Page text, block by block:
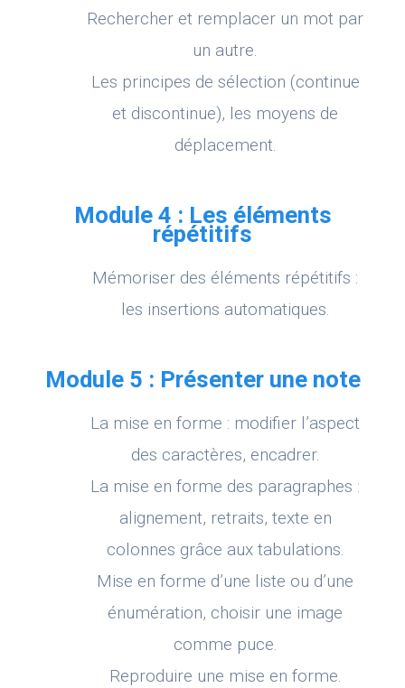
Rechercher et remplacer un mot par
un autre.
Les principes de sélection (continue
et discontinue), les moyens de
déplacement.
Module 4 : Les éléments
répétitifs
Mémoriser des éléments répétitifs :
les insertions automatiques.
Module 5 : Présenter une note
La mise en forme : modifier l’aspect
des caractères, encadrer.
La mise en forme des paragraphes :
alignement, retraits, texte en
colonnes grâce aux tabulations.
Mise en forme d’une liste ou d’une
énumération, choisir une image
comme puce.
Reproduire une mise en forme.